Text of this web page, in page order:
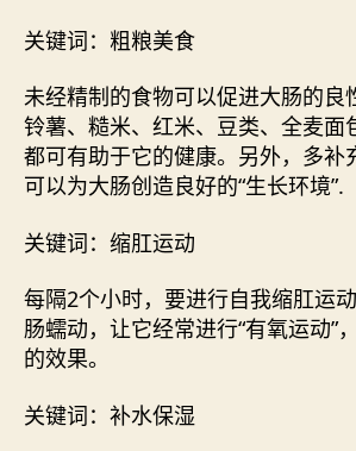
关键词：粗粮美食
未经精制的食物可以促进大肠的良
铃薯、糙米、红米、豆类、全麦面
都可有助于它的健康。另外，多补
可以为大肠创造良好的“生长环境”.
关键词：缩肛运动
每隔2个小时，要进行自我缩肛运
肠蠕动，让它经常进行“有氧运动”
的效果。
关键词：补水保湿